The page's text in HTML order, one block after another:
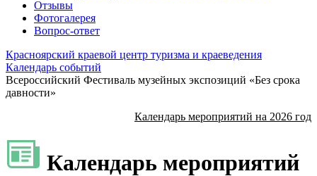
Отзывы
Фотогалерея
Вопрос-ответ
Красноярский краевой центр туризма и краеведения
Календарь событий
Всероссийский Фестиваль музейных экспозиций «Без срока
давности»
Календарь мероприятий на 2026 год
Календарь мероприятий